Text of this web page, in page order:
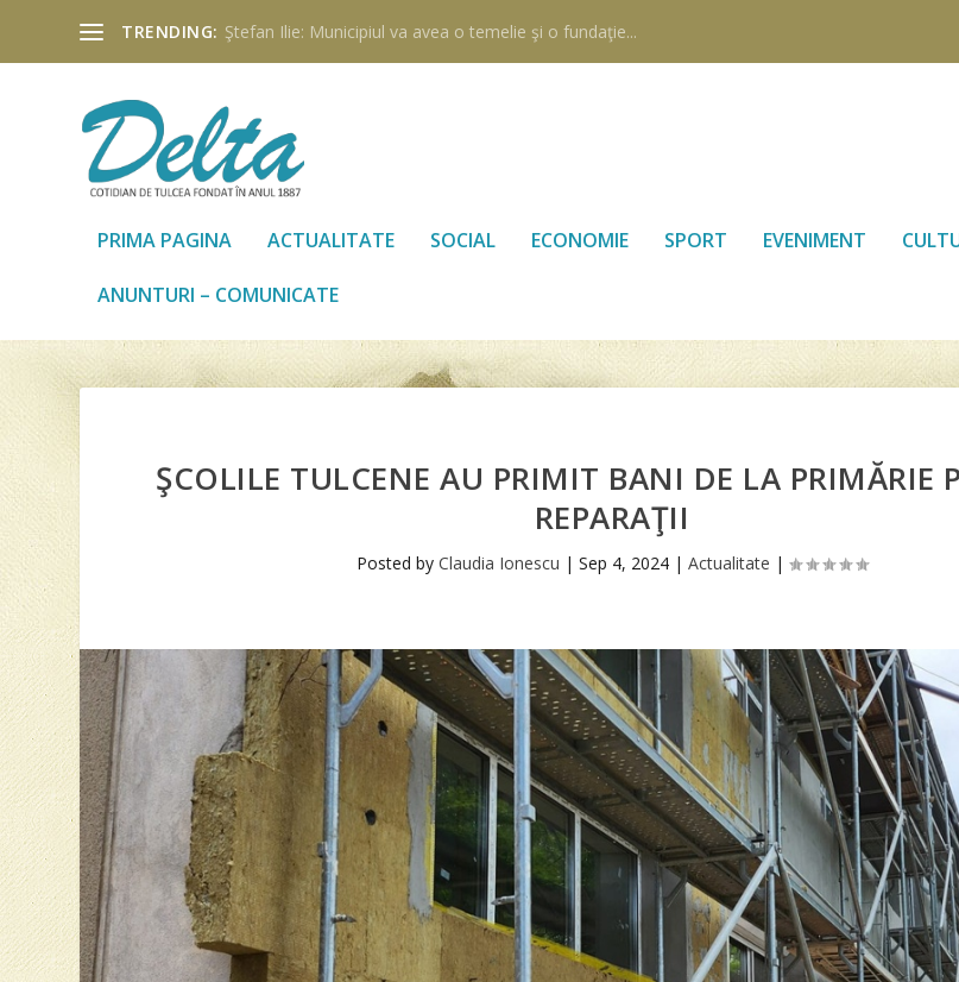
TRENDING: Ştefan Ilie: Municipiul va avea o temelie şi o fundaţie...
PRIMA PAGINA ACTUALITATE SOCIAL ECONOMIE SPORT EVENIMENT
ANUNTURI – COMUNICATE
ŞCOLILE TULCENE AU PRIMIT BANI DE LA PRIMĂRIE
REPARAŢII
Posted by Claudia Ionescu | Sep 4, 2024| Actualitate |